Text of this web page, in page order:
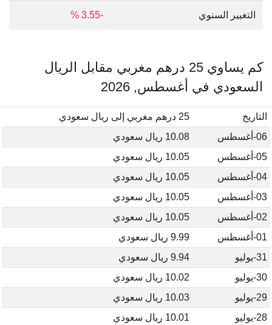
التغيير السنوي -3.55 %
كم يساوي 25 درهم مغربي مقابل الريال
السعودي في أغسطس, 2026
التاريخ
25 درهم مغربي إلى ريال سعودي
06-أغسطس
10.08 ريال سعودي
05-أغسطس
10.05 ريال سعودي
04-أغسطس
10.05 ريال سعودي
03-أغسطس
10.05 ريال سعودي
02-أغسطس
10.05 ريال سعودي
01-أغسطس
9.99 ريال سعودي
31-يوليو
9.94 ريال سعودي
30-يوليو
10.02 ريال سعودي
29-يوليو
10.03 ريال سعودي
28-يوليو
10.01 ريال سعودي